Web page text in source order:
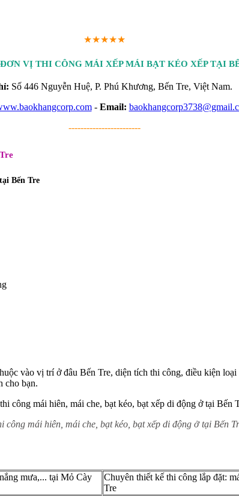
★★★★★
VỊ THI CÔNG MÁI XẾP MÁI BẠT KÉO XẾP TẠI
Số 446 Nguyễn Huệ, P. Phú Khương, Bến Tre, Việt Nam.
- Email:
------------------------
Bến Tre
vào vị trí ở đâu Bến Tre, diện tích thi công, điều kiện
cho bạn.
công mái hiên, mái che, bạt kéo, bạt xếp di động ở tại Bến
mưa,... tại Mỏ Cày
Chuyên thiết kế thi công lắp đặt:
Tre